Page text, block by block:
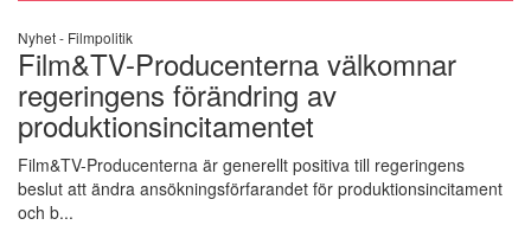
Nyhet - Filmpolitik
Film&TV-Producenterna välkomnar
regeringens förändring av
produktionsincitamentet
Film&TV-Producenterna är generellt positiva till regeringens
beslut att ändra ansökningsförfarandet för produktionsincitament
och b...